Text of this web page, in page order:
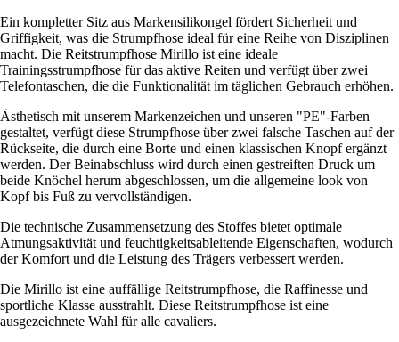
Ein kompletter Sitz aus Markensilikongel fördert Sicherheit und
Griffigkeit, was die Strumpfhose ideal für eine Reihe von Disziplinen
macht. Die Reitstrumpfhose Mirillo ist eine ideale
Trainingsstrumpfhose für das aktive Reiten und verfügt über zwei
Telefontaschen, die die Funktionalität im täglichen Gebrauch erhöhen.
Ästhetisch mit unserem Markenzeichen und unseren "PE"-Farben
gestaltet, verfügt diese Strumpfhose über zwei falsche Taschen auf der
Rückseite, die durch eine Borte und einen klassischen Knopf ergänzt
werden. Der Beinabschluss wird durch einen gestreiften Druck um
beide Knöchel herum abgeschlossen, um die allgemeine look von
Kopf bis Fuß zu vervollständigen.
Die technische Zusammensetzung des Stoffes bietet optimale
Atmungsaktivität und feuchtigkeitsableitende Eigenschaften, wodurch
der Komfort und die Leistung des Trägers verbessert werden.
Die Mirillo ist eine auffällige Reitstrumpfhose, die Raffinesse und
sportliche Klasse ausstrahlt. Diese Reitstrumpfhose ist eine
ausgezeichnete Wahl für alle cavaliers.